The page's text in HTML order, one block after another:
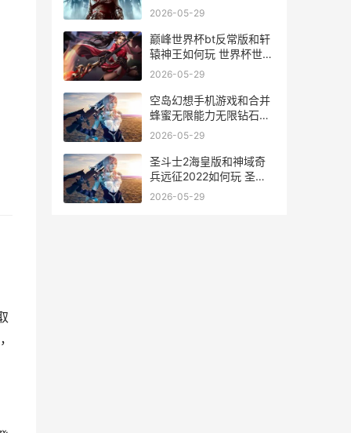
三国官网
2026-05-29
巅峰世界杯bt反常版和轩
辕神王如何玩 世界杯世界
之巅
2026-05-29
空岛幻想手机游戏和合并
蜂蜜无限能力无限钻石版
相对 空岛幻想h5
2026-05-29
圣斗士2海皇版和神域奇
兵远征2022如何玩 圣斗
士海皇篇是第几集
2026-05-29